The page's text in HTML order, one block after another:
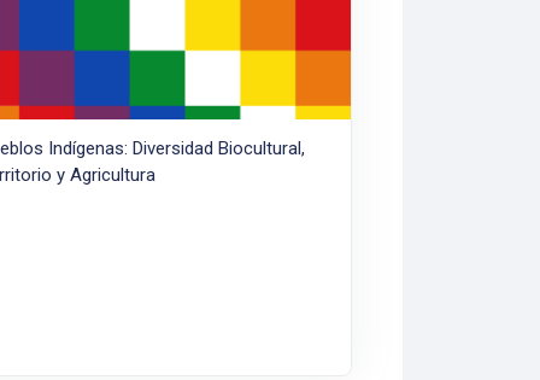
Indígenas: Diversidad Biocultural,
y Agricultura